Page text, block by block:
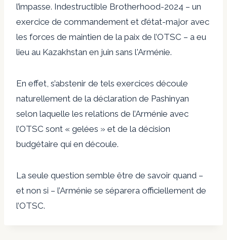
l’impasse. Indestructible Brotherhood-2024 – un
exercice de commandement et d’état-major avec
les forces de maintien de la paix de l’OTSC – a eu
lieu au Kazakhstan en juin sans l'Arménie.
En effet, s’abstenir de tels exercices découle
naturellement de la déclaration de Pashinyan
selon laquelle les relations de l’Arménie avec
l’OTSC sont « gelées » et de la décision
budgétaire qui en découle.
La seule question semble être de savoir quand –
et non si – l’Arménie se séparera officiellement de
l’OTSC.